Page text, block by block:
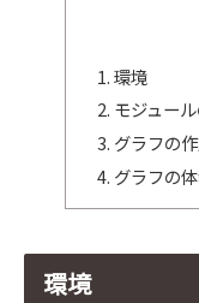
環境
モジュー
グラフの
グラフの
環境